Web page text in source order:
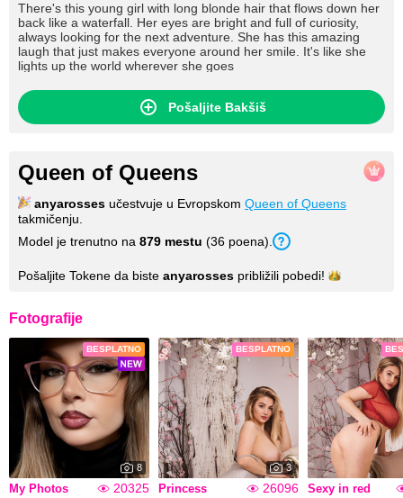
There's this young girl with long blonde hair that flows down her
back like a waterfall. Her eyes are bright and full of curiosity,
always looking for the next adventure. She has this amazing
laugh that just makes everyone around her smile. It's like she
lights up the world wherever she goes
Pošaljite Bakšiš
Queen of Queens
anyarosses učestvuje u Evropskom Queen of Queens
takmičenju.
Model je trenutno na 879 mestu (36 poena).
Pošaljite Tokene da biste anyarosses približili pobedi!
Fotografije
BESPLATNO
8
My Photos 20325
BESPLATNO
3
Princess 26096 Sexy in red